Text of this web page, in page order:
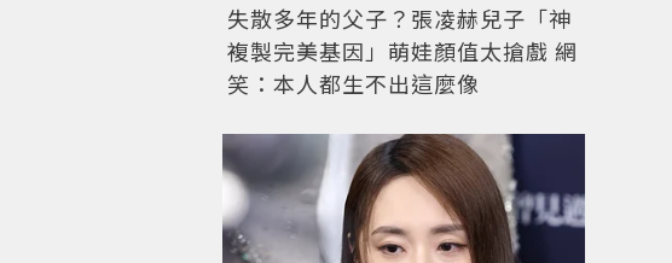
失散多年的父子？張凌赫兒子「神
複製完美基因」萌娃顏值太搶戲 網
笑：本人都生不出這麼像